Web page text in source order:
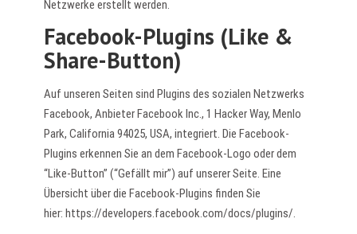
Netzwerke erstellt werden.
Facebook-Plugins (Like &
Share-Button)
Auf unseren Seiten sind Plugins des sozialen Netzwerks
Facebook, Anbieter Facebook Inc., 1 Hacker Way, Menlo
Park, California 94025, USA, integriert. Die Facebook-
Plugins erkennen Sie an dem Facebook-Logo oder dem
“Like-Button” (“Gefällt mir”) auf unserer Seite. Eine
Übersicht über die Facebook-Plugins finden Sie
hier: https://developers.facebook.com/docs/plugins/.